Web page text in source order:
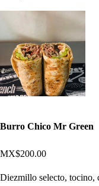
Burro Chico Mr Green
MX$200.00
Diezmillo selecto, tocino,